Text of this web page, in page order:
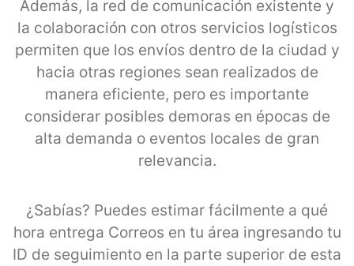
Además, la red de comunicación existente y
la colaboración con otros servicios logísticos
permiten que los envíos dentro de la ciudad y
hacia otras regiones sean realizados de
manera eficiente, pero es importante
considerar posibles demoras en épocas de
alta demanda o eventos locales de gran
relevancia.
¿Sabías? Puedes estimar fácilmente a qué
hora entrega Correos en tu área ingresando tu
ID de seguimiento en la parte superior de esta